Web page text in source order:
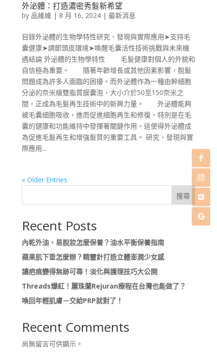
外泌體：打造濃密秀髮新希望
by 品維維 | 8 月 16, 2024| 最新消息
目錄外泌體的生物學特性研究、發現與實際應用➤支持毛
囊健康➤調節頭皮環境➤喚醒毛囊活性技術挑戰與未來機
遇結論 外泌體的生物學特性 毛髮健康對個人的外貌和
自信極為重要。 隨著年齡增長或其他因素影響，脫髮
問題成為許多人面臨的困擾。而外泌體作為一種由幹細胞
分泌的奈米級雙脂質膜囊泡，大小介於50至150奈米之
間，正成為毛髮再生技術中的新興力量。 外泌體能夠
被毛囊細胞吸收，進而促進細胞再生和修復，特別是在毛
囊的健康和功能維持中發揮著關鍵作用。這使得外泌體成
為促進毛髮再生和增強髮質的重要工具。 研究、發現與實
際應用...
« Older Entries
搜尋
Recent Posts
內乾外油、易脫妝怎麼保養？油水平衡保養指南
蘋果肌下垂怎麼辦？精靈針打造立體澎潤少女感
讓疤痕變得無跡可尋！淡化與護理技巧大公開
Threads爆紅！麗珠蘭Rejuran療程在台灣也能做了？
喚回年輕肌膚－交給PRP就對了！
Recent Comments
尚無留言可供顯示。